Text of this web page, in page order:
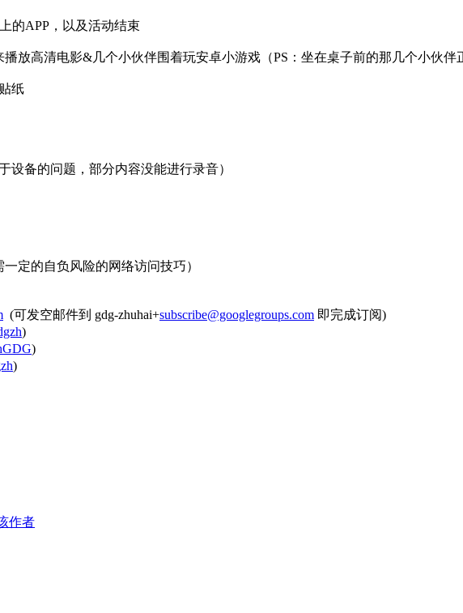
的APP，以及活动结束
放高清电影&几个小伙伴围着玩安卓小游戏（PS：坐在桌子前的那几个小伙伴
纸
于设备的问题，部分内容没能进行录音）
一定的自负风险的网络访问技巧）
(可发空邮件到 gdg-zhuhai+subscribe@googlegroups.com 即完成订阅)
)
)
)
作者